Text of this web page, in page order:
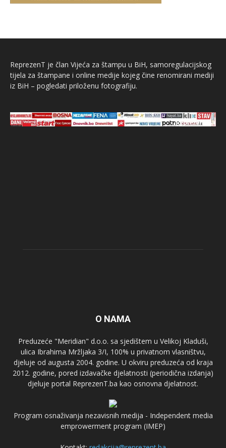
ReprezenT je član Vijeća za štampu u BiH, samoregulacijskog
tijela za štampane i online medije kojeg čine renomirani mediji
iz BiH – pogledati priloženu fotografiju.
O NAMA
Preduzeće "Meridian" d.o.o. sa sjedištem u Velikoj Kladuši,
ulica Ibrahima Mržljaka 3/I, 100% u privatnom vlasništvu,
djeluje od augusta 2004. godine. U okviru preduzeća od kraja
2012. godine, pored izdavačke djelatnosti (periodična izdanja)
djeluje portal ReprezenT.ba kao osnovna djelatnost.
Program osnaživanja nezavisnih medija - Independent media
emprowerment program (IMEP)